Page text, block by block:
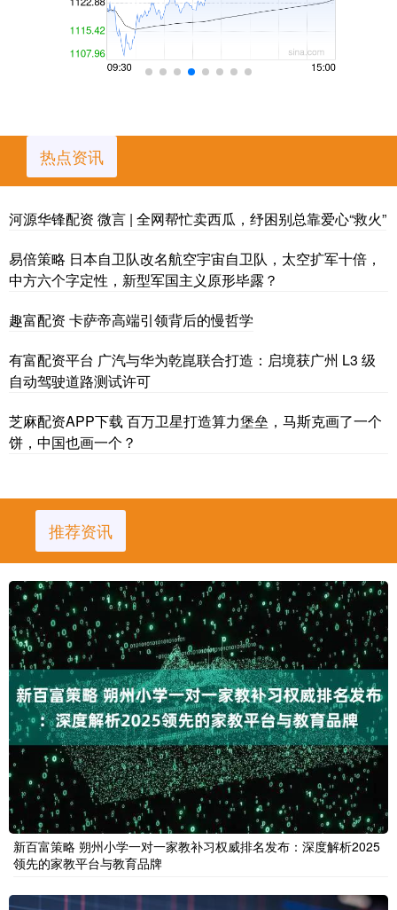
热点资讯
河源华锋配资 微言 | 全网帮忙卖西瓜，纾困别总靠爱心“救火”
易倍策略 日本自卫队改名航空宇宙自卫队，太空扩军十倍，
中方六个字定性，新型军国主义原形毕露？
趣富配资 卡萨帝高端引领背后的慢哲学
有富配资平台 广汽与华为乾崑联合打造：启境获广州 L3 级
自动驾驶道路测试许可
芝麻配资APP下载 百万卫星打造算力堡垒，马斯克画了一个
饼，中国也画一个？
推荐资讯
新百富策略 朔州小学一对一家教补习权威排名发布：深度解析2025
领先的家教平台与教育品牌